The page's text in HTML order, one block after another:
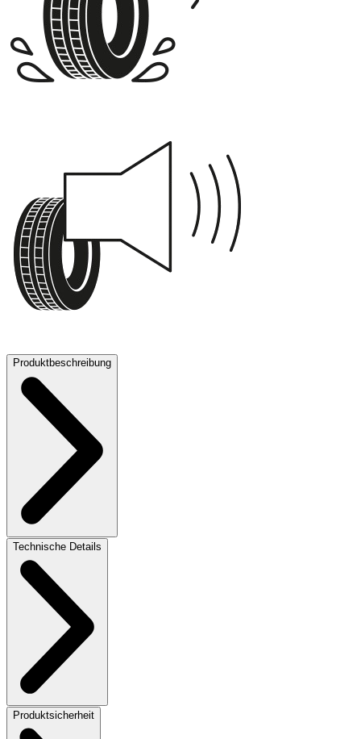
Produktbeschreibung
Technische Details
Produktsicherheit